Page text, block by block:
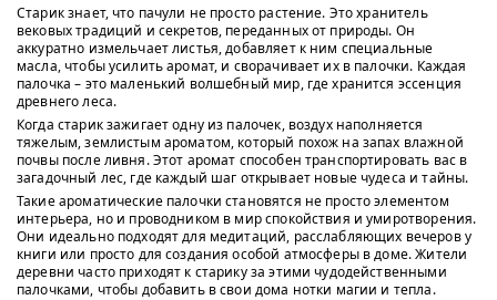
Старик знает, что пачули не просто растение. Это хранитель
вековых традиций и секретов, переданных от природы. Он
аккуратно измельчает листья, добавляет к ним специальные
масла, чтобы усилить аромат, и сворачивает их в палочки. Каждая
палочка – это маленький волшебный мир, где хранится эссенция
древнего леса.
Когда старик зажигает одну из палочек, воздух наполняется
тяжелым, землистым ароматом, который похож на запах влажной
почвы после ливня. Этот аромат способен транспортировать вас в
загадочный лес, где каждый шаг открывает новые чудеса и тайны.
Такие ароматические палочки становятся не просто элементом
интерьера, но и проводником в мир спокойствия и умиротворения.
Они идеально подходят для медитаций, расслабляющих вечеров у
книги или просто для создания особой атмосферы в доме. Жители
деревни часто приходят к старику за этими чудодейственными
палочками, чтобы добавить в свои дома нотки магии и тепла.